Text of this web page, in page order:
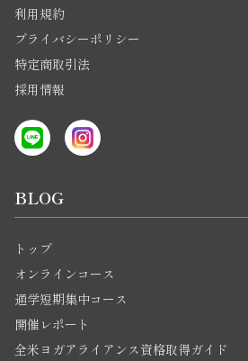
利用規約
プライバシーポリシー
特定商取引法
採用情報
BLOG
トップ
オンラインコース
通学短期集中コース
開催レポート
全米ヨガアライアンス資格取得ガイド